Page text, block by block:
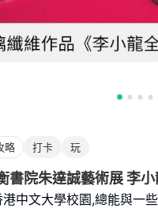
略 打卡 玩
書院朱達誠藝術展 李
港中文大學校園,總能與一